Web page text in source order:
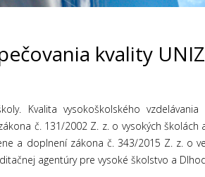
kvality
Kvalita vysokoškolského
č. 131/2002 Z. z. o vysokých
a doplnení zákona č. 343/2015 Z. z. o
agentúry pre vysoké školstvo a